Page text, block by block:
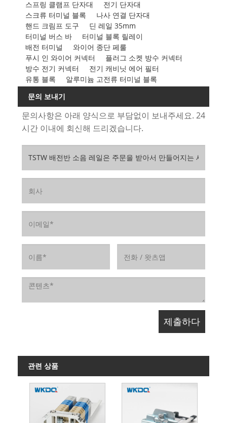
스프링 클램프 단자대
전기 단자대
스크류 터미널 블록
나사 연결 단자대
핸드 크림프 도구
딘 레일 35mm
터미널 버스 바
터미널 블록 릴레이
배전 터미널
와이어 종단 페룰
푸시 인 와이어 커넥터
플러그 소켓 방수 커넥터
방수 전기 커넥터
전기 캐비닛 에어 필터
유통 블록
알루미늄 고전류 터미널 블록
문의 보내기
문의사항은 아래 양식으로 부담없이 보내주세요. 24
시간 이내에 회신해 드리겠습니다.
관련 상품